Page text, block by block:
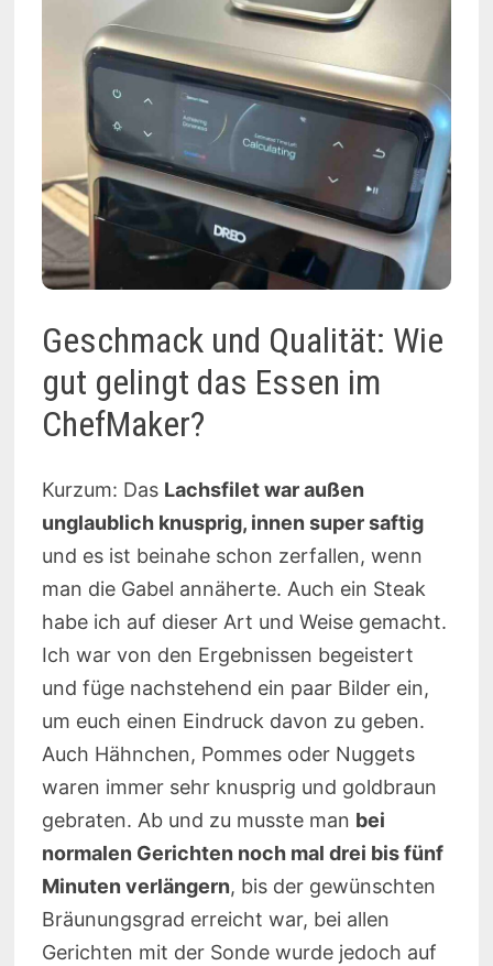
Geschmack und Qualität: Wie
gut gelingt das Essen im
ChefMaker?
Kurzum: Das Lachsfilet war außen
unglaublich knusprig, innen super saftig
und es ist beinahe schon zerfallen, wenn
man die Gabel annäherte. Auch ein Steak
habe ich auf dieser Art und Weise gemacht.
Ich war von den Ergebnissen begeistert
und füge nachstehend ein paar Bilder ein,
um euch einen Eindruck davon zu geben.
Auch Hähnchen, Pommes oder Nuggets
waren immer sehr knusprig und goldbraun
gebraten. Ab und zu musste man bei
normalen Gerichten noch mal drei bis fünf
Minuten verlängern, bis der gewünschten
Bräunungsgrad erreicht war, bei allen
Gerichten mit der Sonde wurde jedoch auf